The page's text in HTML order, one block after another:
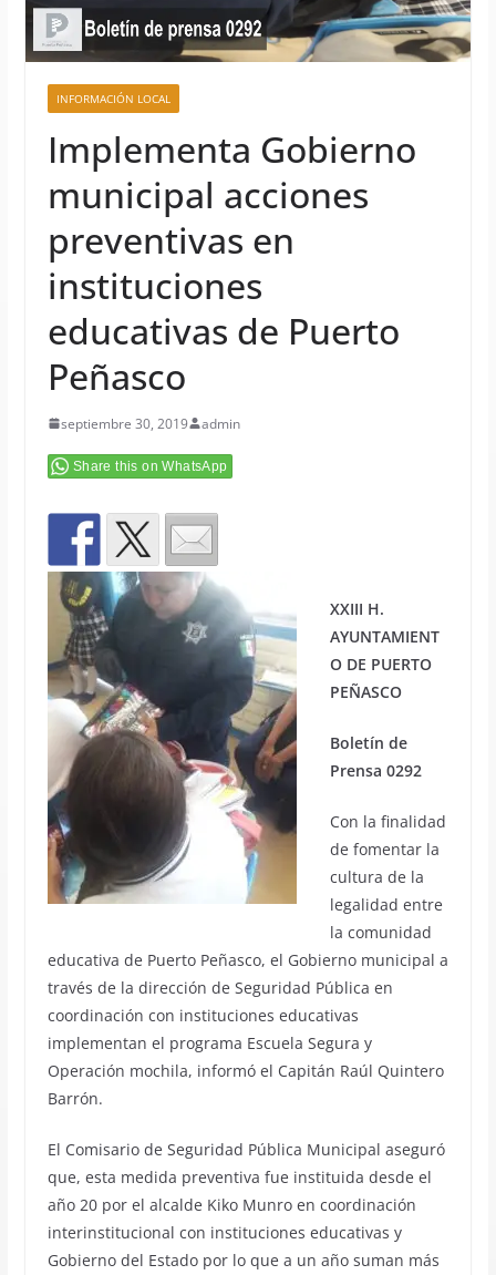
INFORMACIÓN LOCAL
Implementa Gobierno
municipal acciones
preventivas en
instituciones
educativas de Puerto
Peñasco
septiembre 30, 2019 admin
Share this on WhatsApp
XXIII H.
AYUNTAMIENT
O DE PUERTO
PEÑASCO
Boletín de
Prensa 0292
Con la finalidad
de fomentar la
cultura de la
legalidad entre
la comunidad
educativa de Puerto Peñasco, el Gobierno municipal a
través de la dirección de Seguridad Pública en
coordinación con instituciones educativas
implementan el programa Escuela Segura y
Operación mochila, informó el Capitán Raúl Quintero
Barrón.
El Comisario de Seguridad Pública Municipal aseguró
que, esta medida preventiva fue instituida desde el
año 20 por el alcalde Kiko Munro en coordinación
interinstitucional con instituciones educativas y
Gobierno del Estado por lo que a un año suman más